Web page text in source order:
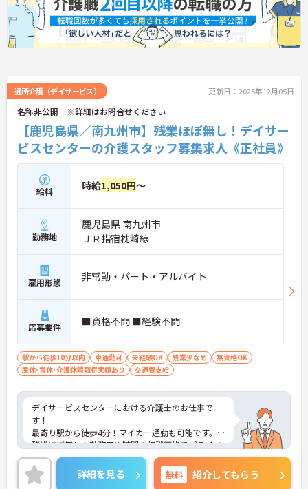
通所介護（デイサービス） 更新日：2025年12月05日
名称非公開 ※詳細はお問合せください
【鹿児島県／南九州市】残業ほぼ無し！デイサー
ビスセンターの介護スタッフ募集求人《正社員》
給料 時給1,050円～
勤務地
鹿児島県 南九州市
ＪＲ指宿枕崎線
雇用形態 非常勤・パート・アルバイト
応募要件 ■資格不問 ■経験不問
駅から徒歩10分以内 車通勤可 未経験OK 残業少なめ
無資格OK
産休･育休･介護休暇取得実績あり
交通費支給
デイサービスセンターにおける介護士のお仕事で
す！
最寄り駅から徒歩4分！マイカー通勤も可能です。
残業ほぼ無し！勤務日や時間の相談可能でプライベ
ートと両立しながら働けます。
ご興味ある方には、面接のポイントなど、さらに詳
細をお話致しますのでお気軽にご相談ください。
詳細を見る 無料 紹介してもらう